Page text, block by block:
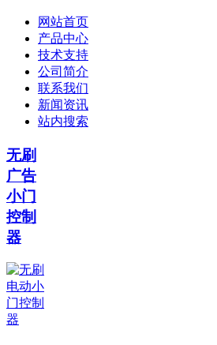
网站首页
产品中心
技术支持
公司简介
联系我们
新闻资讯
站内搜索
无刷
广告
小门
控制
器